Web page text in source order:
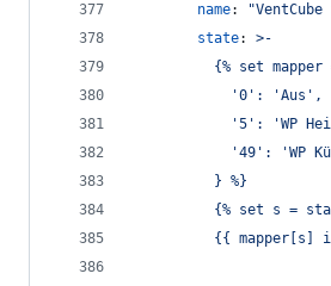
name: "VentCube
state: >-
{% set mapper
            '0': 'Aus',
'5': 'WP
'49': 'WP
          } %}
{% set s =
{{ mapper[s]